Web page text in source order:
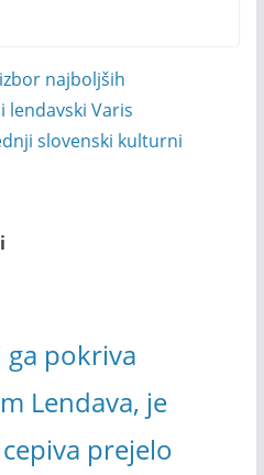
najboljših
lendavski Varis
slovenski kulturni
pokriva
Lendava, je
prejelo